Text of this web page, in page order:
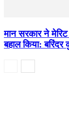
मान सरकार ने
बहाल किया: बरिंदर